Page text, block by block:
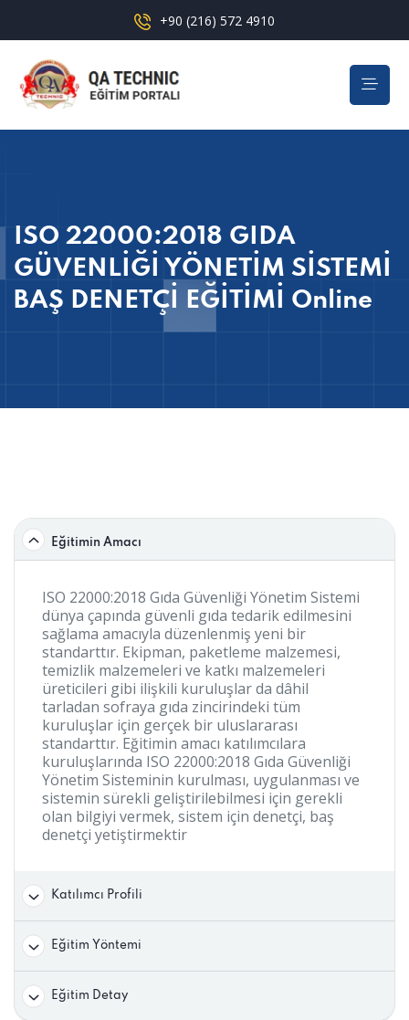
+90 (216) 572 4910
ISO 22000:2018 GIDA
GÜVENLİĞİ YÖNETİM SİSTEMİ
BAŞ DENETÇİ EĞİTİMİ Online
Eğitimin Amacı
ISO 22000:2018 Gıda Güvenliği Yönetim Sistemi
dünya çapında güvenli gıda tedarik edilmesini
sağlama amacıyla düzenlenmiş yeni bir
standarttır. Ekipman, paketleme malzemesi,
temizlik malzemeleri ve katkı malzemeleri
üreticileri gibi ilişkili kuruluşlar da dâhil
tarladan sofraya gıda zincirindeki tüm
kuruluşlar için gerçek bir uluslararası
standarttır. Eğitimin amacı katılımcılara
kuruluşlarında ISO 22000:2018 Gıda Güvenliği
Yönetim Sisteminin kurulması, uygulanması ve
sistemin sürekli geliştirilebilmesi için gerekli
olan bilgiyi vermek, sistem için denetçi, baş
denetçi yetiştirmektir
Katılımcı Profili
Eğitim Yöntemi
Eğitim Detay